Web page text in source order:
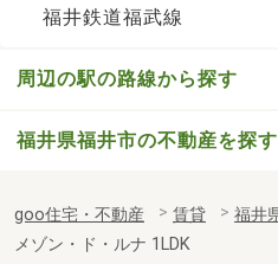
福井鉄道福武線
周辺の駅の路線から探す
福井県福井市の不動産を探す
goo住宅・不動産 賃貸 福井
メゾン・ド・ルナ 1LDK